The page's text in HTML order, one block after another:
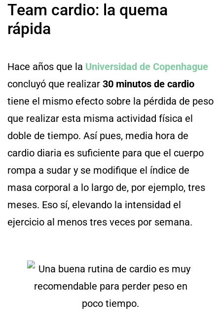
Team cardio: la quema
rápida
Hace años que la Universidad de Copenhague
concluyó que realizar 30 minutos de cardio
tiene el mismo efecto sobre la pérdida de peso
que realizar esta misma actividad física el
doble de tiempo. Así pues, media hora de
cardio diaria es suficiente para que el cuerpo
rompa a sudar y se modifique el índice de
masa corporal a lo largo de, por ejemplo, tres
meses. Eso sí, elevando la intensidad el
ejercicio al menos tres veces por semana.